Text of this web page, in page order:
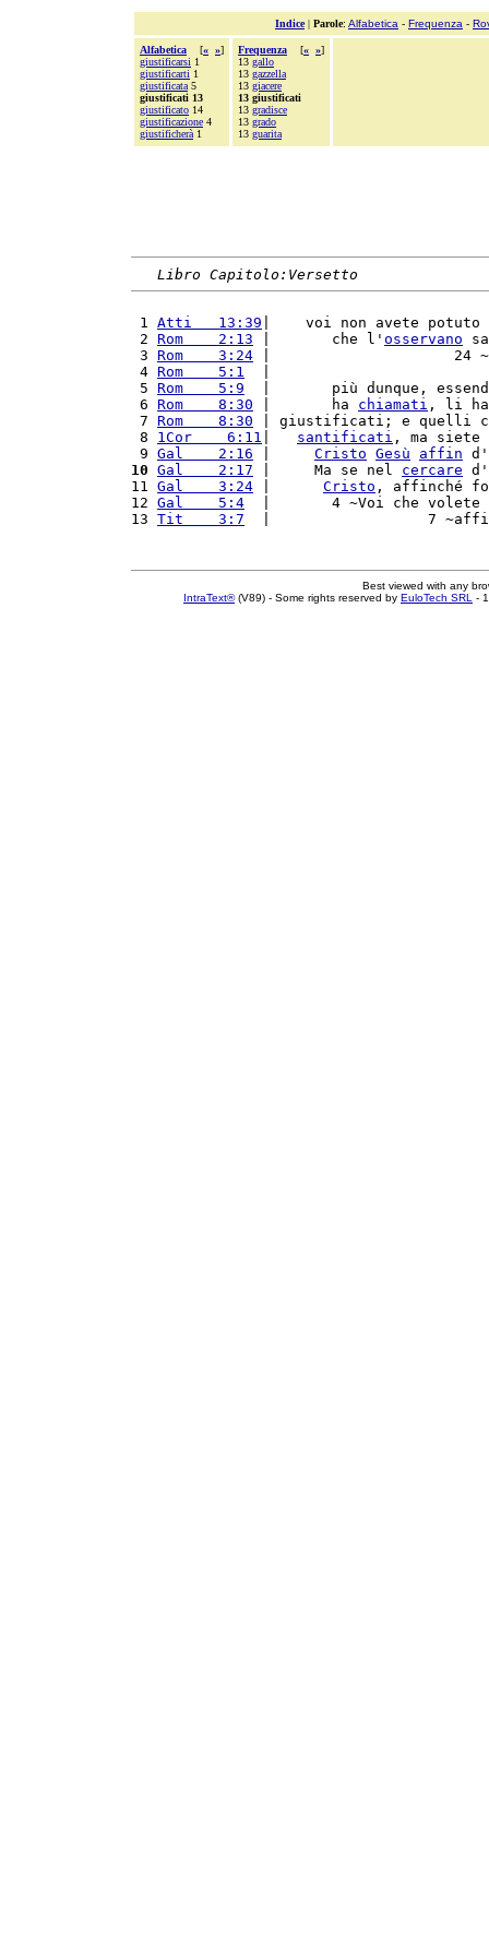
Indice| Parole: Alfabetica - Frequenza -
Alfabetica [« »]
giustificarsi 1
giustificarti 1
giustificata 5
giustificati 13
giustificato 14
giustificazione 4
giustificherà 1
Frequenza [« »]
13 gallo
13 gazzella
13 giacere
13 giustificati
13 gradisce
13 grado
13 guarita
Libro Capitolo:Versetto
1 Atti   13:39 |    voi non avete potuto
2 Rom    2:13 |       che l' osservano
3 Rom    3:24 |                     24
4 Rom    5:1
5 Rom    5:9
|       più dunque,
6 Rom    8:30 |       ha chiamati , li
7 Rom    8:30 | giustificati; e quelli
8 1Cor    6:11 santificati , ma siete
9 Gal    2:16 Cristo Gesù affin
10 Gal    2:17 |     Ma se nel cercare
11 Gal    3:24 Cristo , affinché
12 Gal    5:4
|       4 ~Voi che
13 Tit    3:7
|                  7
Best viewed with any
IntraText®(V89) - Some rights reserved by EuloTech SRL -